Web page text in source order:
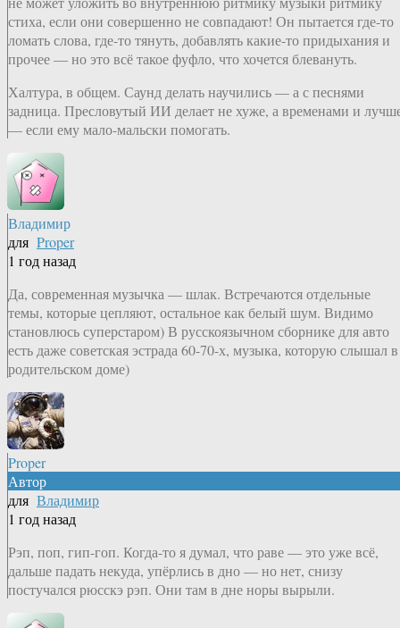
стиха, если они совершенно не совпадают! Он пытается где-то
ломать слова, где-то тянуть, добавлять какие-то придыхания и
прочее — но это всё такое фуфло, что хочется блевануть.
Халтура, в общем. Саунд делать научились — а с песнями
задница. Пресловутый ИИ делает не хуже, а временами и
— если ему мало-мальски помогать.
Владимир
для Proper
1 год назад
Да, современная музычка — шлак. Встречаются отдельные
темы, которые цепляют, остальное как белый шум. Видимо
становлюсь суперстаром) В русскоязычном сборнике для авто
есть даже советская эстрада 60-70-х, музыка, которую слышал в
родительском доме)
Proper
Автор
для Владимир
1 год назад
Рэп, поп, гип-гоп. Когда-то я думал, что раве — это уже всё,
дальше падать некуда, упёрлись в дно — но нет, снизу
постучался рюсскэ рэп. Они там в дне норы вырыли.